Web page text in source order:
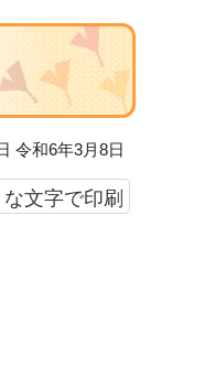
令和6年3月8日
文字で印刷